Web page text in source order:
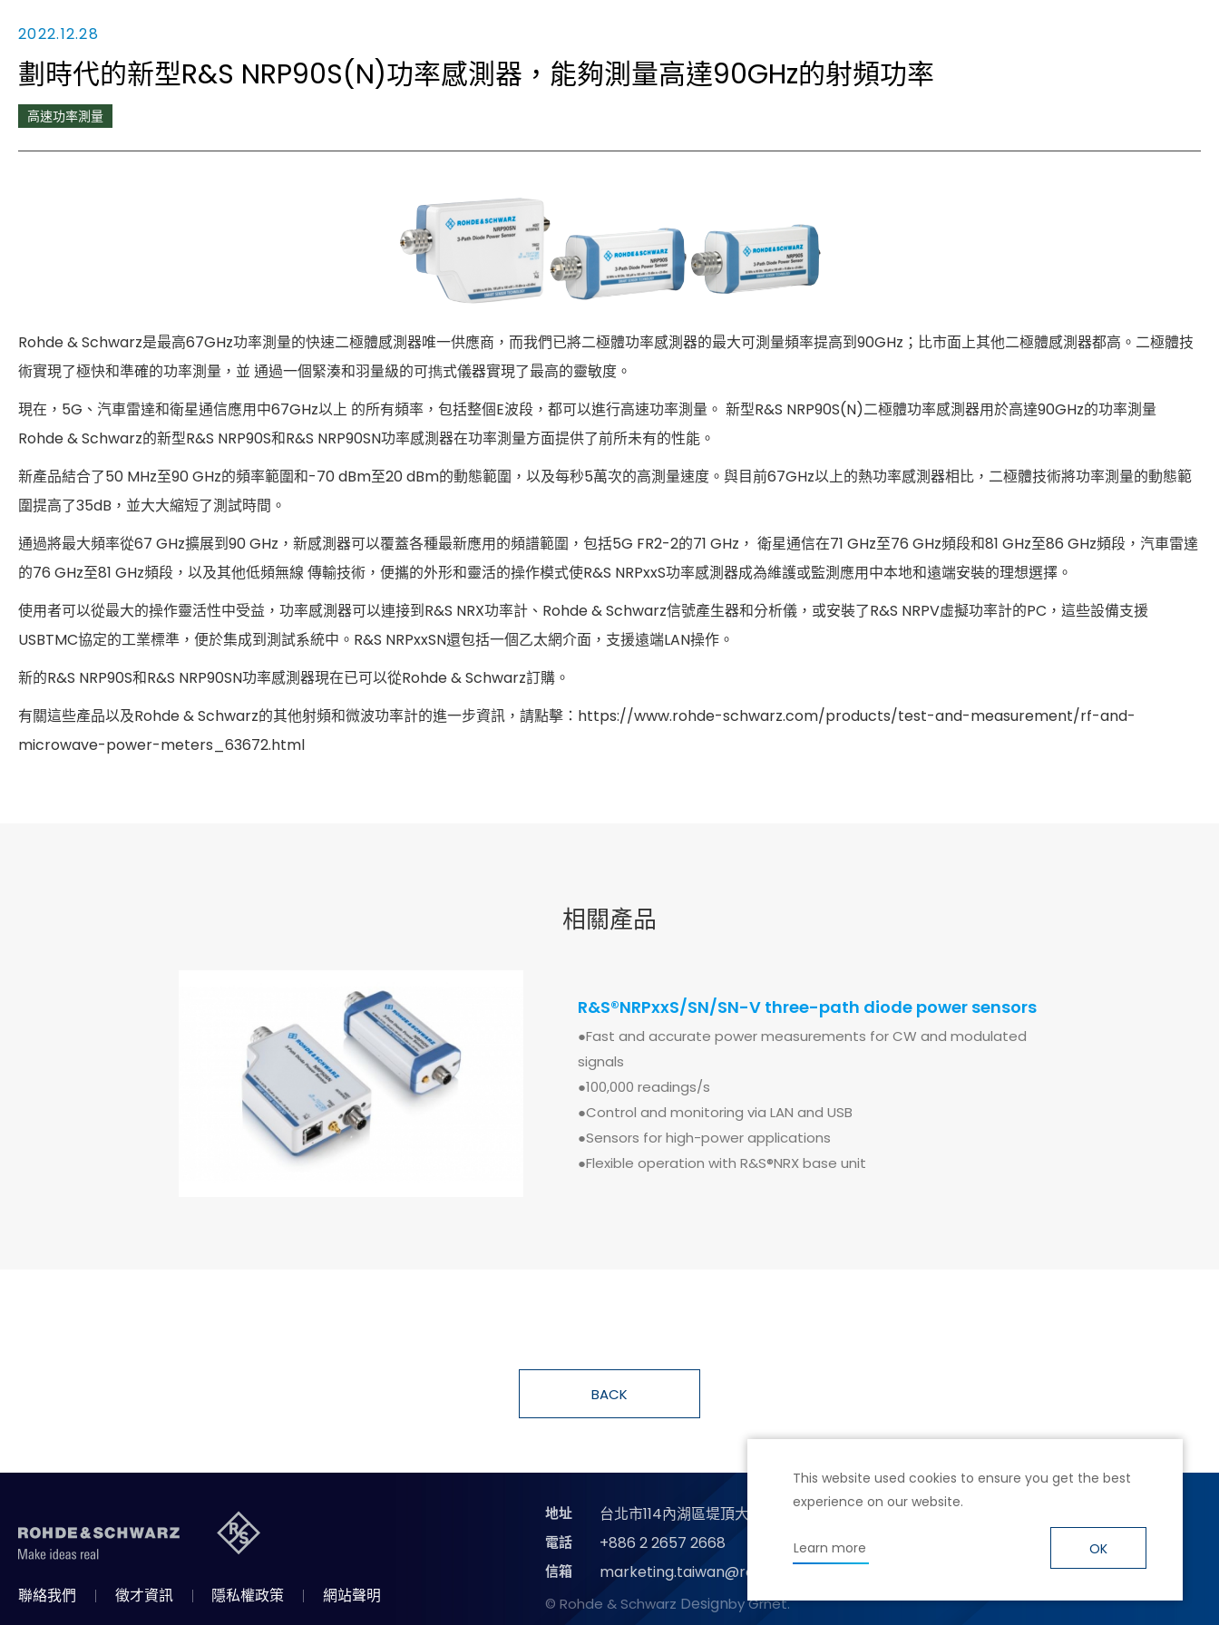
This website used cookies to ensure you get the best
experience on our website.
Learn more OK
2022.12.28
劃時代的新型R&S NRP90S(N)功率感測器，能夠測量高達90GHz的射頻功率
高速功率測量
Rohde & Schwarz是最高67GHz功率測量的快速二極體感測器唯一供應商，而我們已將二極體功率感測器的最大可測量頻率提高到90GHz；比市面上其他二極體感測器都高。二極體技
術實現了極快和準確的功率測量，並 通過一個緊湊和羽量級的可擕式儀器實現了最高的靈敏度。
現在，5G、汽車雷達和衛星通信應用中67GHz以上 的所有頻率，包括整個E波段，都可以進行高速功率測量。 新型R&S NRP90S(N)二極體功率感測器用於高達90GHz的功率測量
Rohde & Schwarz的新型R&S NRP90S和R&S NRP90SN功率感測器在功率測量方面提供了前所未有的性能。
新產品結合了50 MHz至90 GHz的頻率範圍和-70 dBm至20 dBm的動態範圍，以及每秒5萬次的高測量速度。與目前67GHz以上的熱功率感測器相比，二極體技術將功率測量的動態範
圍提高了35dB，並大大縮短了測試時間。
通過將最大頻率從67 GHz擴展到90 GHz，新感測器可以覆蓋各種最新應用的頻譜範圍，包括5G FR2-2的71 GHz， 衛星通信在71 GHz至76 GHz頻段和81 GHz至86 GHz頻段，汽車雷達
的76 GHz至81 GHz頻段，以及其他低頻無線 傳輸技術，便攜的外形和靈活的操作模式使R&S NRPxxS功率感測器成為維護或監測應用中本地和遠端安裝的理想選擇。
使用者可以從最大的操作靈活性中受益，功率感測器可以連接到R&S NRX功率計、Rohde & Schwarz信號產生器和分析儀，或安裝了R&S NRPV虛擬功率計的PC，這些設備支援
USBTMC協定的工業標準，便於集成到測試系統中。R&S NRPxxSN還包括一個乙太網介面，支援遠端LAN操作。
新的R&S NRP90S和R&S NRP90SN功率感測器現在已可以從Rohde & Schwarz訂購。
有關這些產品以及Rohde & Schwarz的其他射頻和微波功率計的進一步資訊，請點擊：https://www.rohde-schwarz.com/products/test-and-measurement/rf-and-
microwave-power-meters_63672.html
相關產品
R&S®NRPxxS/SN/SN-V three-path diode power sensors
●Fast and accurate power measurements for CW and modulated
signals
●100,000 readings/s
●Control and monitoring via LAN and USB
●Sensors for high-power applications
●Flexible operation with R&S®NRX base unit
BACK
聯絡我們 徵才資訊 隱私權政策 網站聲明
地址 台北市114內湖區堤頂大道二段89號4樓
電話 +886 2 2657 2668
信箱 marketing.taiwan@rohde-schwarz.com
© Rohde & Schwarz Designby Grnet.